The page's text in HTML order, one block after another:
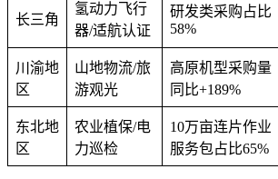
长三角
氢动力飞行
器/适航认证
研发类采购占比
58%
川渝地
区
山地物流/旅
游观光
高原机型采购量
同比+189%
东北地
区
农业植保/电
力巡检
10万亩连片作业
服务包占比65%